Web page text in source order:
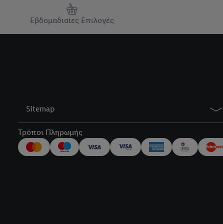
Εβδομαδιαίες Επιλογές
Sitemap
Τρόποι Πληρωμής